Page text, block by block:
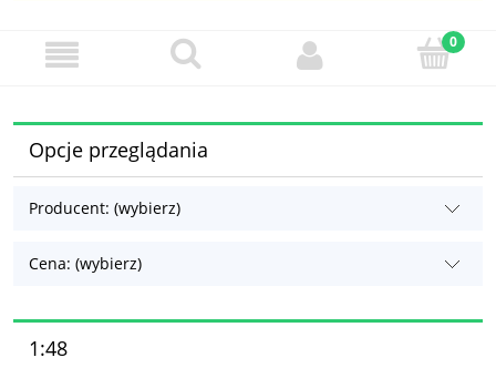
Opcje przeglądania
Producent: (wybierz)
Cena: (wybierz)
1:48